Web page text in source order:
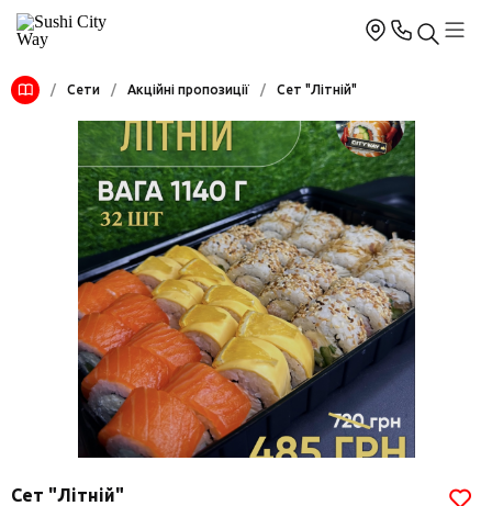
/ Сети / Акційні пропозиції / Сет "Літній"
Сет "Літній"